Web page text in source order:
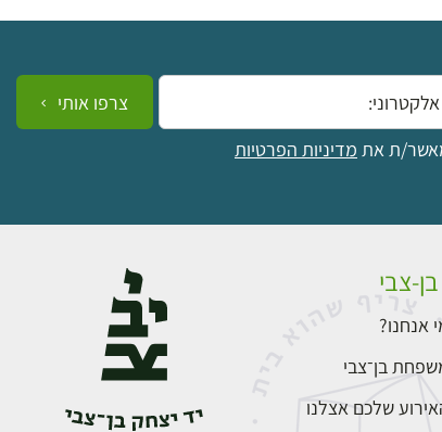
ת את מדיניות הפרטיות
צרפו אותי
צבי
אנחנו?
בן־צבי
שלכם אצלנו